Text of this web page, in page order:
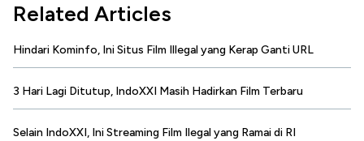
Related Articles
Hindari Kominfo, Ini Situs Film Illegal yang Kerap Ganti URL
3 Hari Lagi Ditutup, IndoXXI Masih Hadirkan Film Terbaru
Selain IndoXXI, Ini Streaming Film Ilegal yang Ramai di RI